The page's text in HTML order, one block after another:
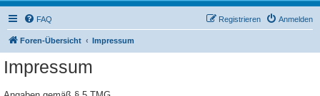
FAQ Anmelden
Registrieren
Foren-Übersicht Impressum
Impressum